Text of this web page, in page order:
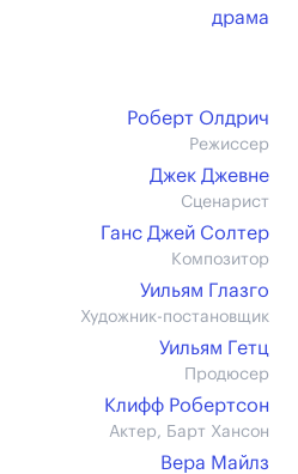
драма
Роберт Олдрич
Режиссер
Джек Джевне
Сценарист
Ганс Джей Солтер
Композитор
Уильям Глазго
Художник-постановщик
Уильям Гетц
Продюсер
Клифф Робертсон
Актер, Барт Хансон
Вера Майлз